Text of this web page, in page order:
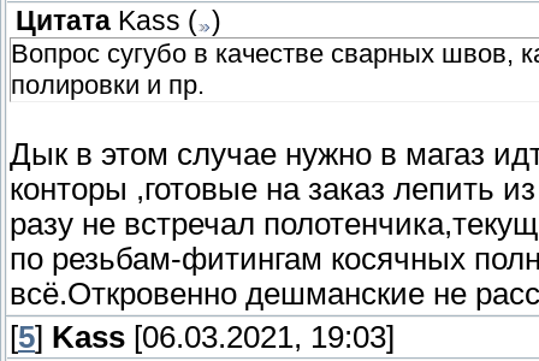
Цитата Kass ( )
Вопрос сугубо в качестве сварных швов,
полировки и пр.
Дык в этом случае нужно в магаз
конторы ,готовые на заказ лепить
разу не встречал
по резьбам-фитингам косячных
всё.Откровенно дешманские не
[5] Kass [06.03.2021, 19:03]